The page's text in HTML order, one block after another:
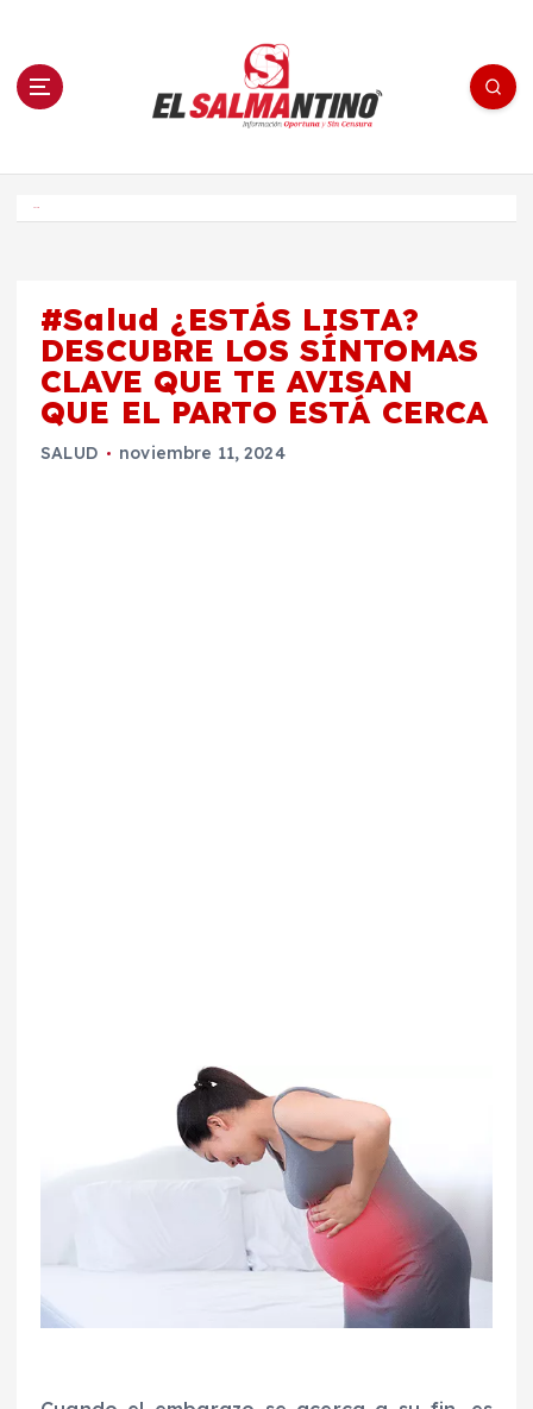
n El Salmantino - medios/noticias/editorial
#Salud ¿ESTÁS LISTA?
DESCUBRE LOS SÍNTOMAS
CLAVE QUE TE AVISAN
QUE EL PARTO ESTÁ CERCA
SALUD noviembre 11, 2024